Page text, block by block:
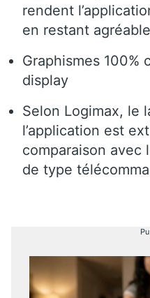
rendent
en restant
Graphismes 100%
display
Selon Logimax, le
l’application est
comparaison avec
de type